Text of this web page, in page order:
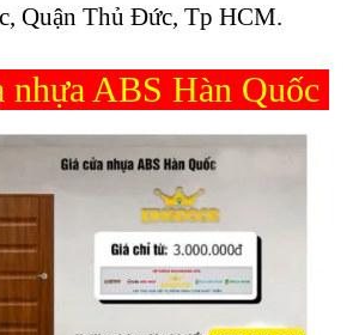
Quận Thủ Đức, Tp HCM.
nhựa ABS Hàn Quốc